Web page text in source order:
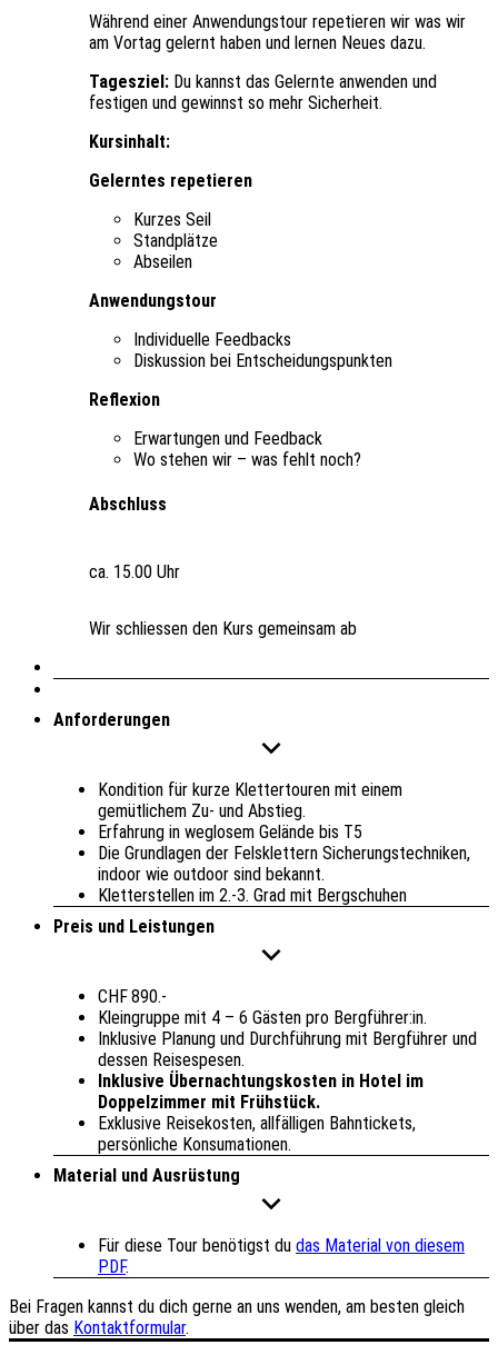
Während einer Anwendungstour repetieren wir was wir
am Vortag gelernt haben und lernen Neues dazu.
Tagesziel: Du kannst das Gelernte anwenden und
festigen und gewinnst so mehr Sicherheit.
Kursinhalt:
Gelerntes repetieren
Kurzes Seil
Standplätze
Abseilen
Anwendungstour
Individuelle Feedbacks
Diskussion bei Entscheidungspunkten
Reflexion
Erwartungen und Feedback
Wo stehen wir – was fehlt noch?
Abschluss
ca. 15.00 Uhr
Wir schliessen den Kurs gemeinsam ab
Anforderungen
Kondition für kurze Klettertouren mit einem
gemütlichem Zu- und Abstieg.
Erfahrung in weglosem Gelände bis T5
Die Grundlagen der Felsklettern Sicherungstechniken,
indoor wie outdoor sind bekannt.
Kletterstellen im 2.-3. Grad mit Bergschuhen
Preis und Leistungen
CHF 890.-
Kleingruppe mit 4 – 6 Gästen pro Bergführer:in.
Inklusive Planung und Durchführung mit Bergführer und
dessen Reisespesen.
Inklusive Übernachtungskosten in Hotel im
Doppelzimmer mit Frühstück.
Exklusive Reisekosten, allfälligen Bahntickets,
persönliche Konsumationen.
Material und Ausrüstung
Für diese Tour benötigst du das Material von diesem
PDF.
Bei Fragen kannst du dich gerne an uns wenden, am besten gleich
über das Kontaktformular.